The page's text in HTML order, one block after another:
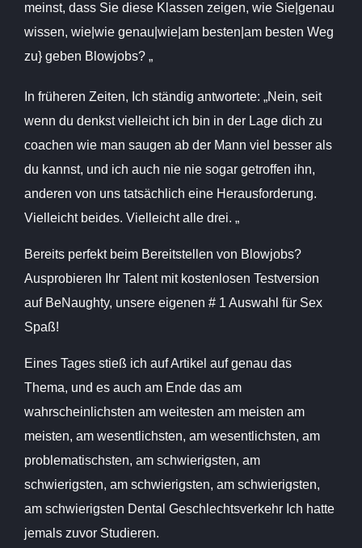
meinst, dass Sie diese Klassen zeigen, wie Sie|genau
wissen, wie|wie genau|wie|am besten|am besten Weg
zu} geben Blowjobs? „
In früheren Zeiten, Ich ständig antwortete: „Nein, seit
wenn du denkst vielleicht ich bin in der Lage dich zu
coachen wie man saugen ab der Mann viel besser als
du kannst, und ich auch nie nie sogar getroffen ihn,
anderen von uns tatsächlich eine Herausforderung.
Vielleicht beides. Vielleicht alle drei. „
Bereits perfekt beim Bereitstellen von Blowjobs?
Ausprobieren Ihr Talent mit kostenlosen Testversion
auf BeNaughty, unsere eigenen # 1 Auswahl für Sex
Spaß!
Eines Tages stieß ich auf Artikel auf genau das
Thema, und es auch am Ende das am
wahrscheinlichsten am weitesten am meisten am
meisten, am wesentlichsten, am wesentlichsten, am
problematischsten, am schwierigsten, am
schwierigsten, am schwierigsten, am schwierigsten,
am schwierigsten Dental Geschlechtsverkehr Ich hatte
jemals zuvor Studieren.